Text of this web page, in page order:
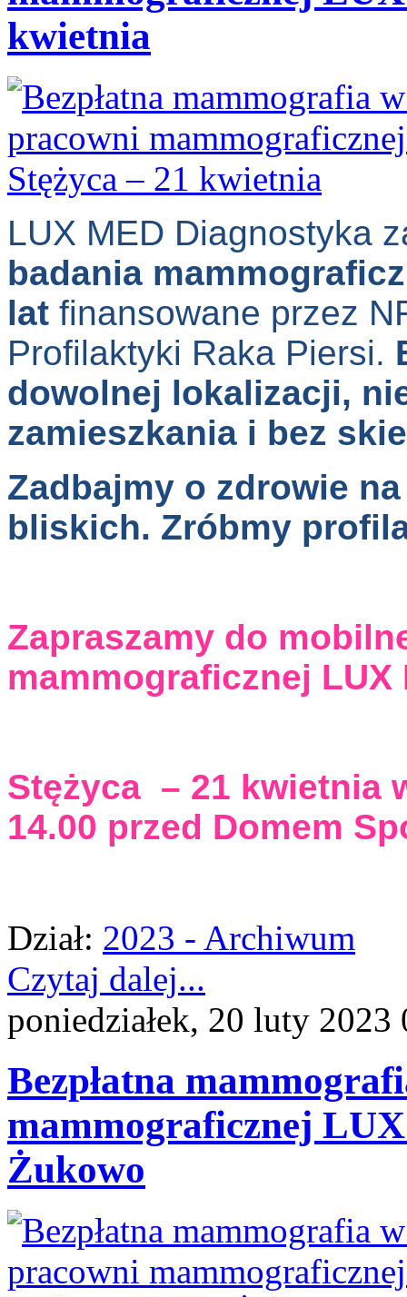
kwietnia
LUX MED Diagnostyka
badania
lat finansowane przez
Profilaktyki Raka Piersi.
dowolnej lokalizacji,
zamieszkania i bez
Zadbajmy o zdrowie
bliskich. Zróbmy
Zapraszamy do
mammograficznej LUX
Stężyca – 21 kwietnia
14.00 przed Domem
Dział: 2023 - Archiwum
Czytaj dalej...
poniedziałek, 20 luty 2023
Bezpłatna
mammograficznej
Żukowo